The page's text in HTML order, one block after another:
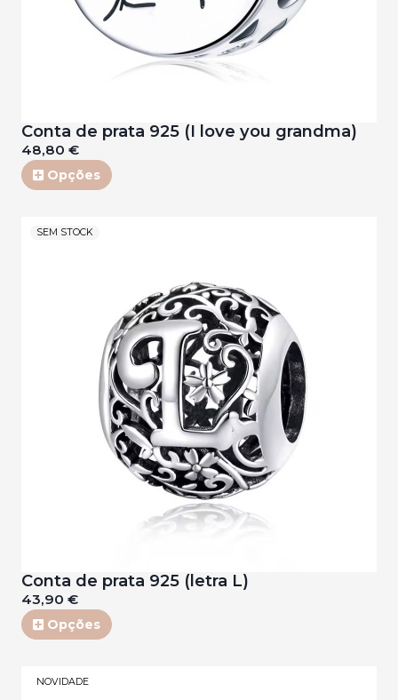
Conta de prata 925 (I love you grandma)
48,80 €
Opções
SEM STOCK
Conta de prata 925 (letra L)
43,90 €
Opções
NOVIDADE